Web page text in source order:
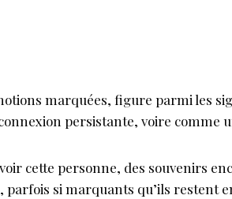
marquées, figure parmi les
persistante, voire comme
cette personne, des souvenirs
parfois si marquants qu’ils restent